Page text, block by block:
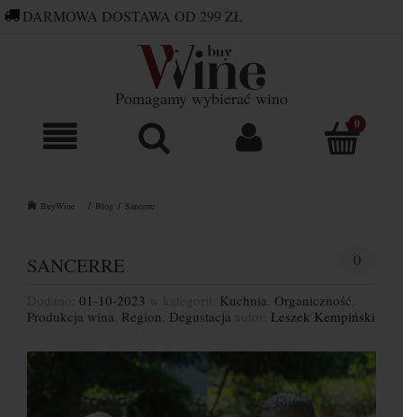
Pomagamy wybierać wino
BuyWine Blog Sancerre
DARMOWA DOSTAWA OD 299 ZŁ
SKLEP@BUYWINE.PL
SANCERRE 0
01-10-2023 Kuchnia Organiczność
Produkcja wina Region Degustacja Leszek Kempiński